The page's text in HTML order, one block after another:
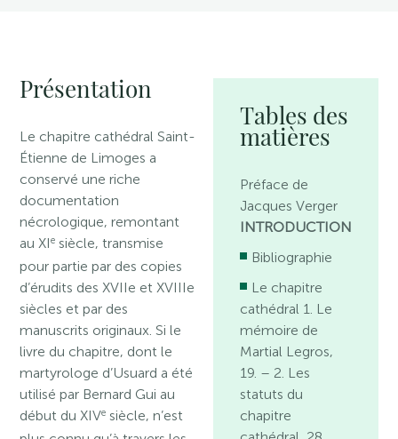
Présentation
Le chapitre cathédral Saint-
Étienne de Limoges a
conservé une riche
documentation
nécrologique, remontant
au XIe siècle, transmise
pour partie par des copies
d’érudits des XVIIe et XVIIIe
siècles et par des
manuscrits originaux. Si le
livre du chapitre, dont le
martyrologe d’Usuard a été
utilisé par Bernard Gui au
début du XIVe siècle, n’est
Tables des
matières
Préface de
Jacques Verger
INTRODUCTION
Bibliographie
Le chapitre
cathédral 1. Le
mémoire de
Martial Legros,
19. – 2. Les
statuts du
chapitre